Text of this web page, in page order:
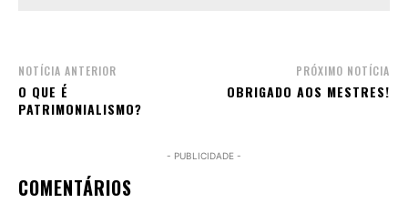
NOTÍCIA ANTERIOR
O QUE É
PATRIMONIALISMO?
PRÓXIMO NOTÍCIA
OBRIGADO AOS MESTRES!
- PUBLICIDADE -
COMENTÁRIOS